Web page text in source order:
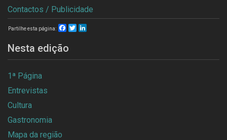
Contactos / Publicidade
Partilhe esta página: Facebook
Twitter
Nesta edição
1ª Página
Entrevistas
Cultura
Gastronomia
Mapa da região